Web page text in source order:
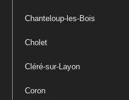
Chanteloup-les-Bois
Cholet
Cléré-sur-Layon
Coron